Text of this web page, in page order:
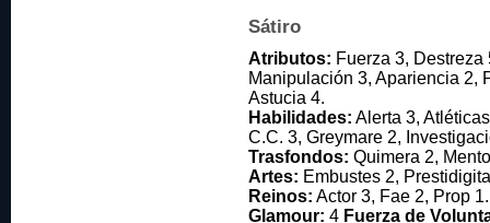
Sátiro
Atributos: Fuerza 3,
Manipulación 3, Apariencia 2,
Astucia 4.
Habilidades: Alerta 3,
C.C. 3, Greymare 2,
Trasfondos: Quimera 2,
Artes: Embustes 2,
Reinos: Actor 3, Fae 2, Prop 1.
Glamour: 4 Fuerza de